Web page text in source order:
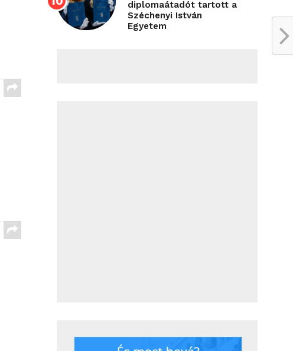
diplomaátadót tartott a
Széchenyi István
Egyetem